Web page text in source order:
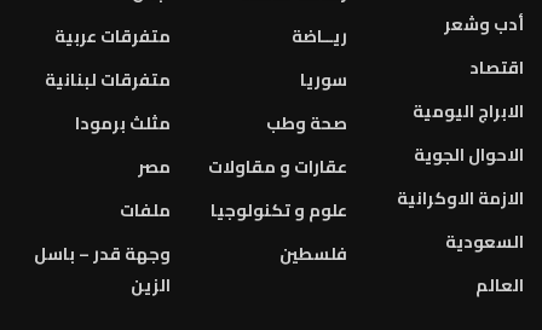
أدب وشعر
اقتصاد
الابراج اليومية
الاحوال الجوية
الازمة الاوكرانية
السعودية
العالم
ريــاضة
سوريا
صحة وطب
عقارات و مقاولات
علوم و تكنولوجيا
فلسطين
متفرقات عربية
متفرقات لبنانية
مثلث برمودا
مصر
ملفات
وجهة قدر – باسل
الزين